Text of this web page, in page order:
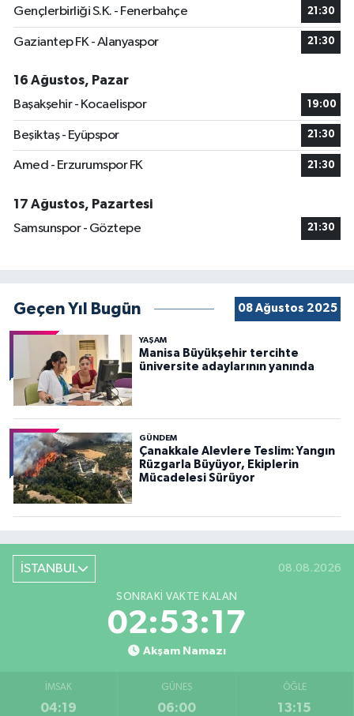
Gençlerbirliği S.K. - Fenerbahçe 21:30
Gaziantep FK - Alanyaspor 21:30
16 Ağustos, Pazar
Başakşehir - Kocaelispor
19:00
Beşiktaş - Eyüpspor 21:30
Amed - Erzurumspor FK 21:30
17 Ağustos, Pazartesi
Samsunspor - Göztepe
21:30
Geçen Yıl Bugün 08 Ağustos 2025
YAŞAM
Manisa Büyükşehir tercihte
üniversite adaylarının yanında
GÜNDEM
Çanakkale Alevlere Teslim: Yangın
Rüzgarla Büyüyor, Ekiplerin
Mücadelesi Sürüyor
İSTANBUL 08.08.2026
SONRAKI VAKTE KALAN
02:53:16
Akşam Namazı
İMSAK
04:19
GÜNEŞ
06:00
ÖĞLE
13:15